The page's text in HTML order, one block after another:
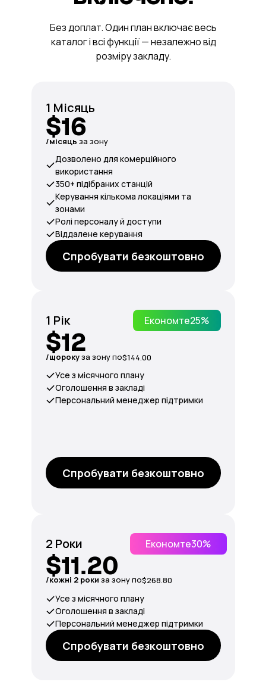
1 Місяць
$16
/місяць за зону
Дозволено для комерційного
використання
350+ підібраних станцій
Керування кількома локаціями та
зонами
Ролі персоналу й доступи
Віддалене керування
Спробувати безкоштовно
1 Рік Економте25%
$12
/щорокуза зону по$144.00
Усе з місячного плану
Оголошення в закладі
Персональний менеджер підтримки
Спробувати безкоштовно
2 Роки Економте30%
$11.20
/кожні 2 роки за зону по$268.80
Усе з місячного плану
Оголошення в закладі
Персональний менеджер підтримки
Спробувати безкоштовно
Без доплат. Один план включає весь
каталог і всі функції — незалежно від
розміру закладу.